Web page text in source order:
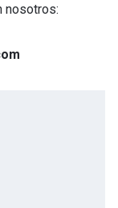
nosotros: